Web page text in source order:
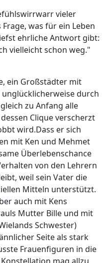
vieler
was für ein Leben
ehrliche Antwort gibt:
vielleicht schon weg."
ein Großstädter mit
durch
zu Anfang alle
Clique verscherzt
wird.Dass er sich
mit Ken und Mehmet
Überlebenschance
von den Lehrern
weil sein Vater die
Mitteln unterstützt.
auch mit Kens
Mutter Bille und mit
Schwester)
Seite als stark
Frauenfiguren in die